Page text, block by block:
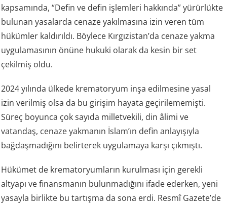
kapsamında, “Defin ve defin işlemleri hakkında” yürürlükte
bulunan yasalarda cenaze yakılmasına izin veren tüm
hükümler kaldırıldı. Böylece Kırgızistan’da cenaze yakma
uygulamasının önüne hukuki olarak da kesin bir set
çekilmiş oldu.
2024 yılında ülkede krematoryum inşa edilmesine yasal
izin verilmiş olsa da bu girişim hayata geçirilememişti.
Süreç boyunca çok sayıda milletvekili, din âlimi ve
vatandaş, cenaze yakmanın İslam’ın defin anlayışıyla
bağdaşmadığını belirterek uygulamaya karşı çıkmıştı.
Hükümet de krematoryumların kurulması için gerekli
altyapı ve finansmanın bulunmadığını ifade ederken, yeni
yasayla birlikte bu tartışma da sona erdi. Resmî Gazete’de